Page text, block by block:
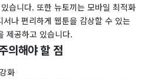
습니다. 또한 뉴토끼는 모바일 최적화
나 편리하게 웹툰을 감상할 수 있는
제공하고 있습니다.
의해야 할 점
화